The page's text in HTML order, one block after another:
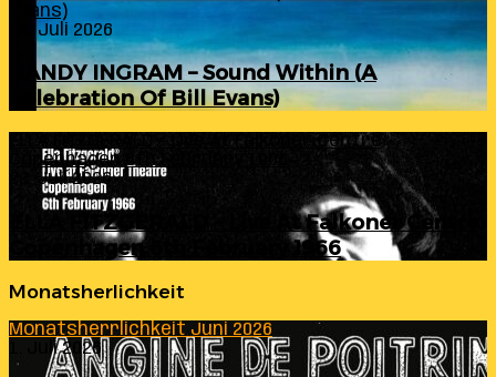
Evans)
24. Juli 2026
RANDY INGRAM – Sound Within (A
Celebration Of Bill Evans)
ELLA FITZGERALD – Live At Falkoner Centre
Copenhagen 6th February 1966
23. Juli 2026
ELLA FITZGERALD – Live At Falkoner Centre
Copenhagen 6th February 1966
Monatsherlichkeit
Monatsherrlichkeit Juni 2026
1. Juli 2026